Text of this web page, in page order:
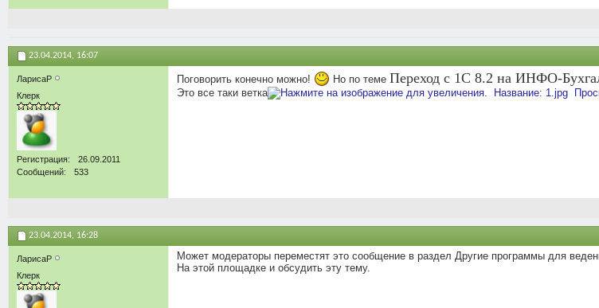
23.04.2014, 16:07
ЛарисаР
Клерк
Регистрация
26.09.2011
Сообщений
533
Поговорить конечно можно! Но по теме Переход с 1С 8.2 на ИНФО-
Это все таки ветка
23.04.2014, 16:28
ЛарисаР
Клерк
Может модераторы переместят это сообщение в раздел Другие программы для
На этой площадке и обсудить эту тему.